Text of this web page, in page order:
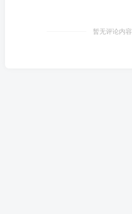
暂无评论内容